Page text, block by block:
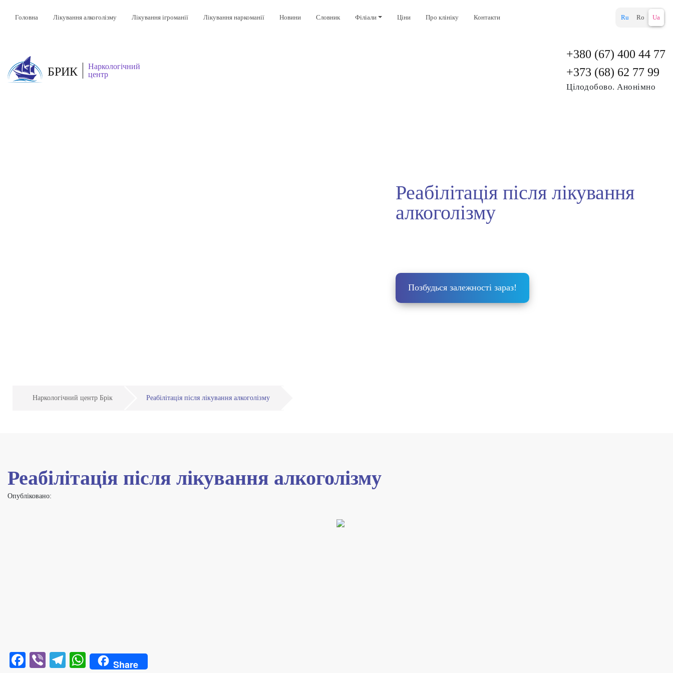
Головна Лікування алкоголізму Лікування ігроманії Лікування наркоманії Новини Словник Філіали Ціни Про клініку Контакти Ru Ro Ua
БРИК
Наркологічний
центр
+380 (67) 400 44 77
+373 (68) 62 77 99
Цілодобово. Анонімно
Реабілітація після лікування
алкоголізму
Позбудься залежностізараз!
Наркологічний центр Брік Реабілітація після лікування алкоголізму
Реабілітація після лікування алкоголізму
Опубліковано:
Facebook
ViberTelegram
WhatsApp
Share